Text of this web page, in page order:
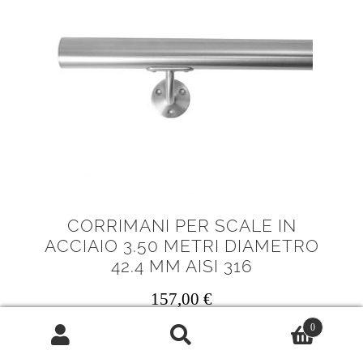
CORRIMANI PER SCALE IN
ACCIAIO 3.50 METRI DIAMETRO
42.4 MM AISI 316
157,00 €
Lunghezza corrimani: 3500 mm
0